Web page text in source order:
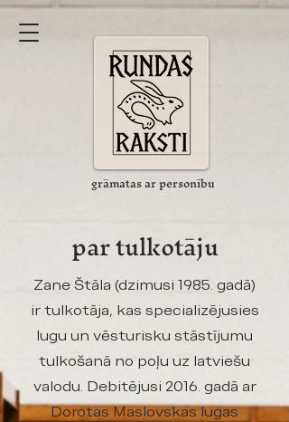
grāmatas ar personību
par tulkotāju
Zane Štāla (dzimusi 1985. gadā)
ir tulkotāja, kas specializējusies
lugu un vēsturisku stāstījumu
tulkošanā no poļu uz latviešu
valodu. Debitējusi 2016. gadā ar
Dorotas Maslovskas lugas